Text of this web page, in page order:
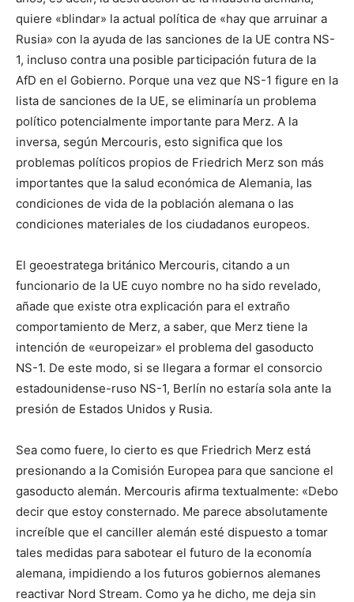
quiere «blindar» la actual política de «hay que arruinar a
Rusia» con la ayuda de las sanciones de la UE contra NS-
1, incluso contra una posible participación futura de la
AfD en el Gobierno. Porque una vez que NS-1 figure en la
lista de sanciones de la UE, se eliminaría un problema
político potencialmente importante para Merz. A la
inversa, según Mercouris, esto significa que los
problemas políticos propios de Friedrich Merz son más
importantes que la salud económica de Alemania, las
condiciones de vida de la población alemana o las
condiciones materiales de los ciudadanos europeos.
El geoestratega británico Mercouris, citando a un
funcionario de la UE cuyo nombre no ha sido revelado,
añade que existe otra explicación para el extraño
comportamiento de Merz, a saber, que Merz tiene la
intención de «europeizar» el problema del gasoducto
NS-1. De este modo, si se llegara a formar el consorcio
estadounidense-ruso NS-1, Berlín no estaría sola ante la
presión de Estados Unidos y Rusia.
Sea como fuere, lo cierto es que Friedrich Merz está
presionando a la Comisión Europea para que sancione el
gasoducto alemán. Mercouris afirma textualmente: «Debo
decir que estoy consternado. Me parece absolutamente
increíble que el canciller alemán esté dispuesto a tomar
tales medidas para sabotear el futuro de la economía
alemana, impidiendo a los futuros gobiernos alemanes
reactivar Nord Stream. Como ya he dicho, me deja sin